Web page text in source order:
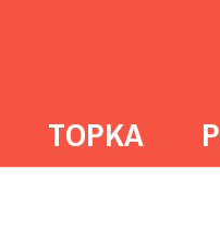
TOPKA